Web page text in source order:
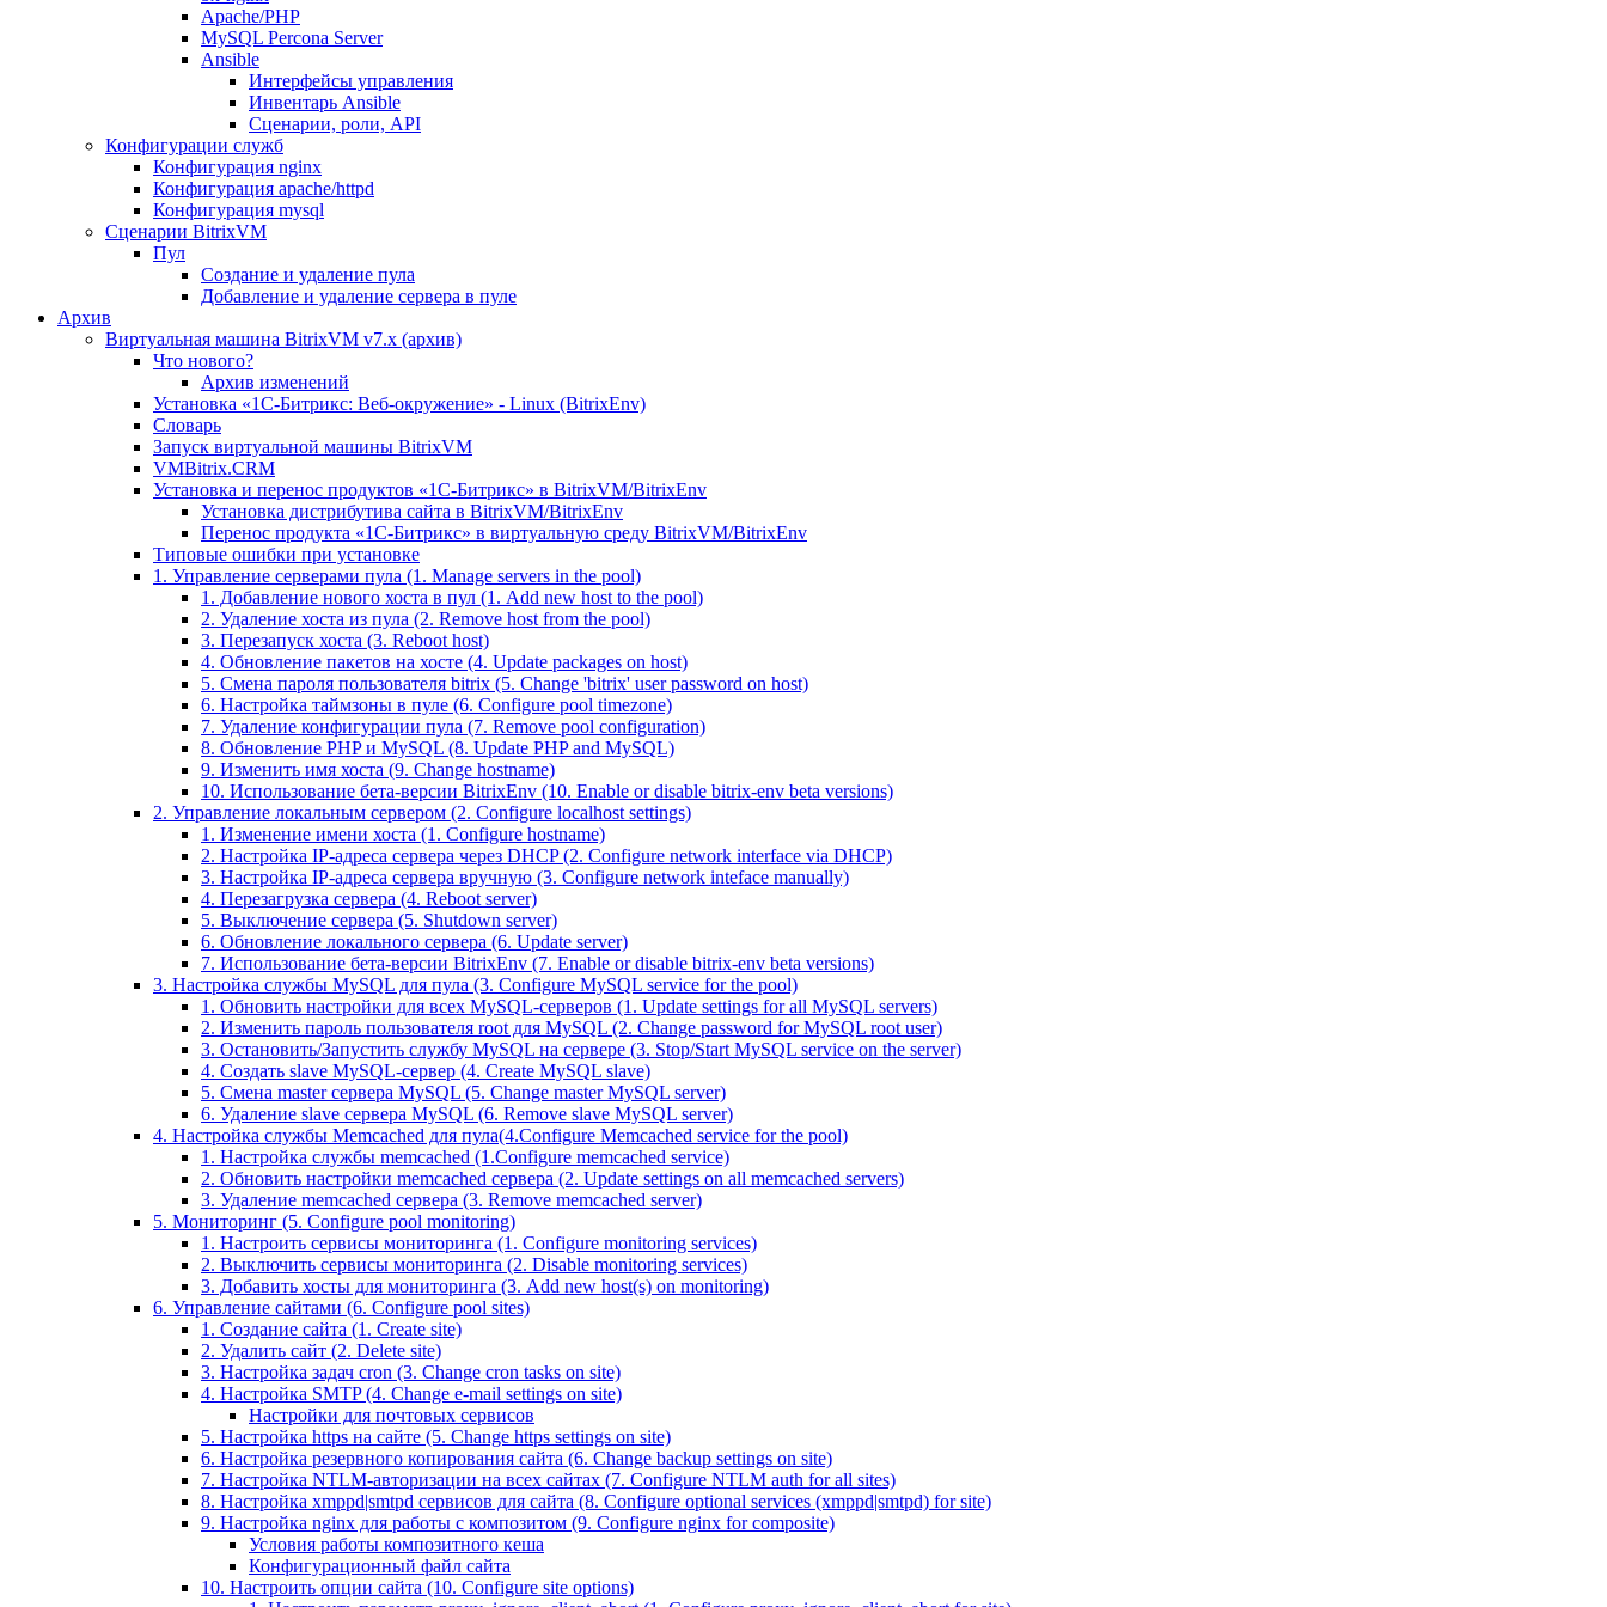
Apache/PHP
MySQL Percona Server
Ansible
Интерфейсы управления
Инвентарь Ansible
Сценарии, роли, API
Конфигурации служб
Конфигурация nginx
Конфигурация apache/httpd
Конфигурация mysql
Сценарии BitrixVM
Пул
Создание и удаление пула
Добавление и удаление сервера в пуле
Архив
Виртуальная машина BitrixVM v7.x (архив)
Что нового?
Архив изменений
Установка «1С-Битрикс: Веб-окружение» - Linux (BitrixEnv)
Словарь
Запуск виртуальной машины BitrixVM
VMBitrix.CRM
Установка и перенос продуктов «1С-Битрикс» в BitrixVM/BitrixEnv
Установка дистрибутива сайта в BitrixVM/BitrixEnv
Перенос продукта «1C-Битрикс» в виртуальную среду BitrixVM/BitrixEnv
Типовые ошибки при установке
1. Управление серверами пула (1. Manage servers in the pool)
1. Добавление нового хоста в пул (1. Add new host to the pool)
2. Удаление хоста из пула (2. Remove host from the pool)
3. Перезапуск хоста (3. Reboot host)
4. Обновление пакетов на хосте (4. Update packages on host)
5. Смена пароля пользователя bitrix (5. Change 'bitrix' user password on host)
6. Настройка таймзоны в пуле (6. Configure pool timezone)
7. Удаление конфигурации пула (7. Remove pool configuration)
8. Обновление PHP и MySQL (8. Update PHP and MySQL)
9. Изменить имя хоста (9. Change hostname)
10. Использование бета-версии BitrixEnv (10. Enable or disable bitrix-env beta versions)
2. Управление локальным сервером (2. Configure localhost settings)
1. Изменение имени хоста (1. Configure hostname)
2. Настройка IP-адреса сервера через DHCP (2. Configure network interface via DHCP)
3. Настройка IP-адреса сервера вручную (3. Configure network inteface manually)
4. Перезагрузка сервера (4. Reboot server)
5. Выключение сервера (5. Shutdown server)
6. Обновление локального сервера (6. Update server)
7. Использование бета-версии BitrixEnv (7. Enable or disable bitrix-env beta versions)
3. Настройка службы MySQL для пула (3. Configure MySQL service for the pool)
1. Обновить настройки для всех MySQL-серверов (1. Update settings for all MySQL servers)
2. Изменить пароль пользователя root для MySQL (2. Change password for MySQL root user)
3. Остановить/Запустить службу MySQL на сервере (3. Stop/Start MySQL service on the server)
4. Создать slave MySQL-сервер (4. Create MySQL slave)
5. Смена master сервера MySQL (5. Change master MySQL server)
6. Удаление slave сервера MySQL (6. Remove slave MySQL server)
4. Настройка службы Memcached для пула(4.Configure Memcached service for the pool)
1. Настройка службы memcached (1.Configure memcached service)
2. Обновить настройки memcached сервера (2. Update settings on all memcached servers)
3. Удаление memcached сервера (3. Remove memcached server)
5. Мониторинг (5. Configure pool monitoring)
1. Настроить сервисы мониторинга (1. Configure monitoring services)
2. Выключить сервисы мониторинга (2. Disable monitoring services)
3. Добавить хосты для мониторинга (3. Add new host(s) on monitoring)
6. Управление сайтами (6. Configure pool sites)
1. Создание сайта (1. Create site)
2. Удалить сайт (2. Delete site)
3. Настройка задач cron (3. Change cron tasks on site)
4. Настройка SMTP (4. Change e-mail settings on site)
Настройки для почтовых сервисов
5. Настройка https на сайте (5. Change https settings on site)
6. Настройка резервного копирования сайта (6. Change backup settings on site)
7. Настройка NTLM-авторизации на всех сайтах (7. Configure NTLM auth for all sites)
8. Настройка xmppd|smtpd сервисов для сайта (8. Configure optional services (xmppd|smtpd) for site)
9. Настройка nginx для работы с композитом (9. Configure nginx for composite)
Условия работы композитного кеша
Конфигурационный файл сайта
10. Настроить опции сайта (10. Configure site options)